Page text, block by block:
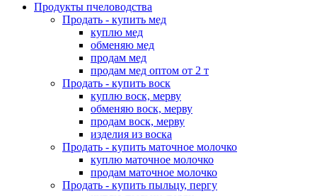
Продукты пчеловодства
Продать - купить мед
куплю мед
обменяю мед
продам мед
продам мед оптом от 2 т
Продать - купить воск
куплю воск, мерву
обменяю воск, мерву
продам воск, мерву
изделия из воска
Продать - купить маточное молочко
куплю маточное молочко
продам маточное молочко
Продать - купить пыльцу, пергу